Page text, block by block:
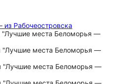
Рабочеостровска
виды Тюленей видно
в дали. Капитан про них
Ивану. Остров Соловки
Было указано в
в соловках или
обратно, оказалось что это